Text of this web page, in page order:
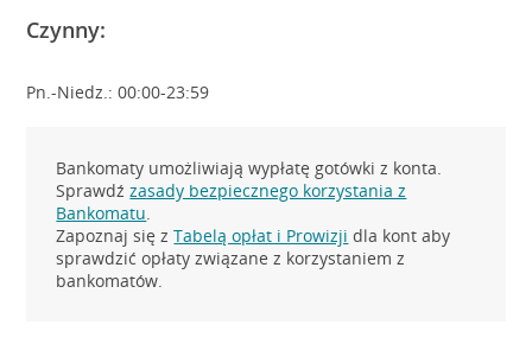
Czynny:
Pn.-Niedz.: 00:00-23:59
Bankomaty umożliwiają wypłatę gotówki z konta.
Sprawdźzasady bezpiecznego korzystania z
Bankomatu.
Zapoznaj się zTabelą opłat i Prowizji dla kont aby
sprawdzić opłaty związane z korzystaniem z
bankomatów.